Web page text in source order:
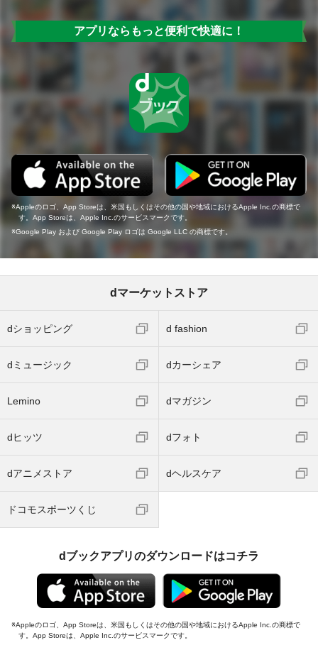
アプリならもっと便利で快適に！
Appleのロゴ、App Storeは、米国もしくはその他の国や地域におけるApple Inc.の商標で
す。App Storeは、Apple Inc.のサービスマークです。
Google Play および Google Play ロゴは Google LLC の商標です。
dマーケットストア
dショッピング d fashion
dミュージック dカーシェア
Lemino dマガジン
dヒッツ dフォト
dアニメストア dヘルスケア
ドコモスポーツくじ
dブックアプリのダウンロードはコチラ
Appleのロゴ、App Storeは、米国もしくはその他の国や地域におけるApple Inc.の商標で
す。App Storeは、Apple Inc.のサービスマークです。